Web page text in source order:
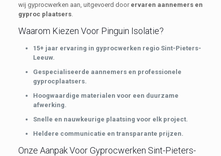
wij gyprocwerken aan, uitgevoerd door ervaren aannemers en
gyproc plaatsers.
Waarom Kiezen Voor Pinguin Isolatie?
15+ jaar ervaring in gyprocwerken regio Sint-Pieters-
Leeuw.
Gespecialiseerde aannemers en professionele
gyprocplaatsers.
Hoogwaardige materialen voor een duurzame
afwerking.
Snelle en nauwkeurige plaatsing voor elk project.
Heldere communicatie en transparante prijzen.
Onze Aanpak Voor Gyprocwerken Sint-Pieters-